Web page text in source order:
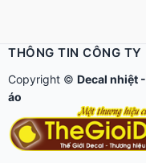
THÔNG TIN CÔNG TY
Copyright © Decal nhiệt -
áo